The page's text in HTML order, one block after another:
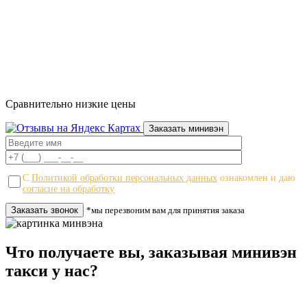
Сравнительно низкие цены
Заказать минивэн
С Политикой обработки персональных данных ознакомлен и даю
согласие на обработку
*мы перезвоним вам для принятия заказа
Что получаете вы, заказывая минивэн
такси у нас?